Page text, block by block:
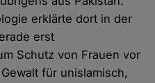
erklärte dort in der
erst
Schutz von Frauen vor
für unislamisch,